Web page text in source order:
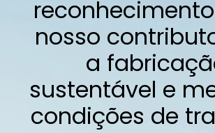
nosso
a
sustentável e
condições de